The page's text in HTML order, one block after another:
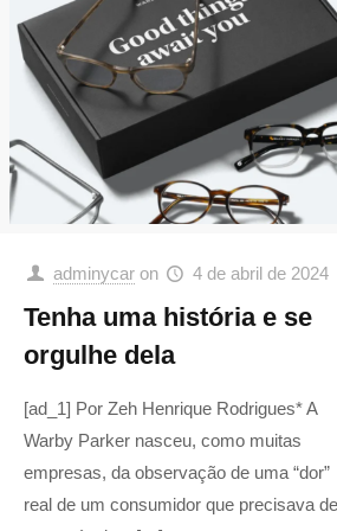
adminycar on 4 de abril de 2024
Tenha uma história e se
orgulhe dela
[ad_1] Por Zeh Henrique Rodrigues* A
Warby Parker nasceu, como muitas
empresas, da observação de uma “dor”
real de um consumidor que precisava de